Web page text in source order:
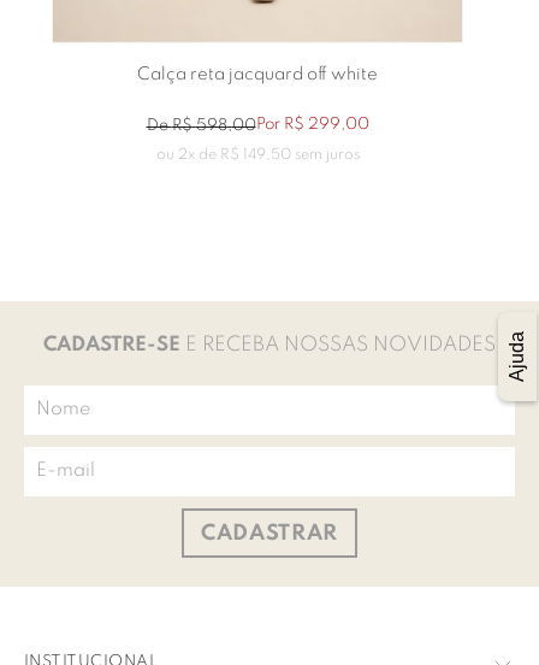
Ajuda
Calça reta jacquard off white
DeR$ 598,00Por R$ 299,00
ou 2x de R$ 149 50sem juros
CADASTRE-SE E RECEBA NOSSAS NOVIDADES
CADASTRAR